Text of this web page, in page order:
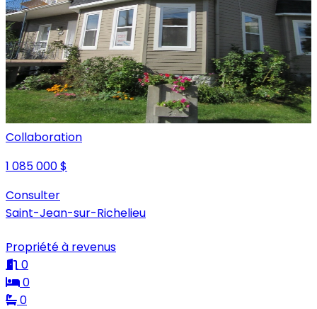
Collaboration
1 085 000 $
Consulter
Saint-Jean-sur-Richelieu
Propriété à revenus
0
0
0